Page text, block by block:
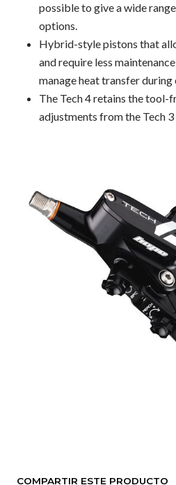
possible to give a wide
options.
Hybrid-style pistons that
and require less
manage heat transfer during
The Tech 4 retains the tool-
adjustments from the Tech 3
COMPARTIR ESTE PRODUCTO